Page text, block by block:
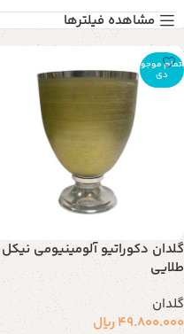
مشاهده فیلترها
اتمام موجو
دی
گلدان دکوراتیو آلومینیومی
طلایی
گلدان
49.800.000 ریال